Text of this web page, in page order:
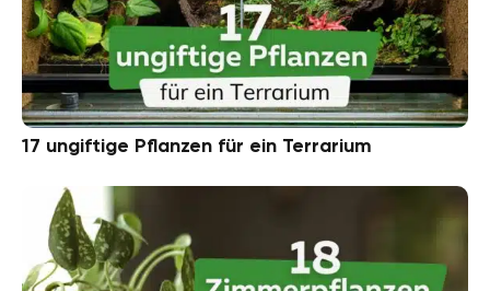
17 ungiftige Pflanzen für ein Terrarium